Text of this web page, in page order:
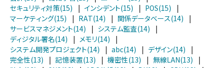
セキュリティ対策(15)
| インシデント(15) | POS(15)
|
マーケティング(15)
| RAT(14) | 関係データベース(14)
|
サービスマネジメント(14)
| システム監査(14)
|
ディジタル署名(14)
| メモリ(14)
|
システム開発プロジェクト(14)
| abc(14) | デザイン(14)
|
完全性(13)
| 記憶装置(13) | 機密性(13) | 無線LAN(13)
|